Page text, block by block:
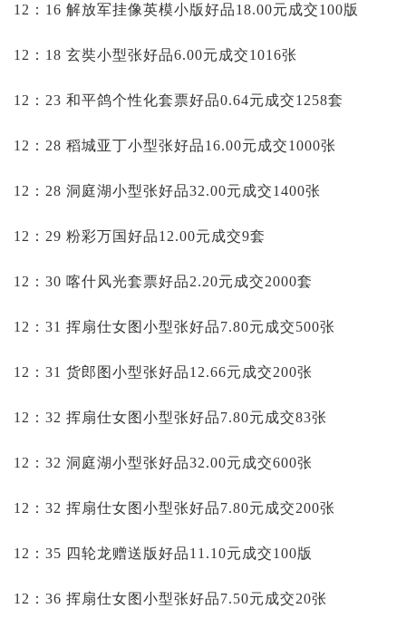
12：16 解放军挂像英模小版好品18.00元成交100版
12：18 玄奘小型张好品6.00元成交1016张
12：23 和平鸽个性化套票好品0.64元成交1258套
12：28 稻城亚丁小型张好品16.00元成交1000张
12：28 洞庭湖小型张好品32.00元成交1400张
12：29 粉彩万国好品12.00元成交9套
12：30 喀什风光套票好品2.20元成交2000套
12：31 挥扇仕女图小型张好品7.80元成交500张
12：31 货郎图小型张好品12.66元成交200张
12：32 挥扇仕女图小型张好品7.80元成交83张
12：32 洞庭湖小型张好品32.00元成交600张
12：32 挥扇仕女图小型张好品7.80元成交200张
12：35 四轮龙赠送版好品11.10元成交100版
12：36 挥扇仕女图小型张好品7.50元成交20张